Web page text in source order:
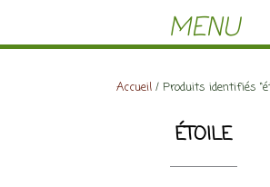
MENU
Accueil/ Produits identifiés
ÉTOILE